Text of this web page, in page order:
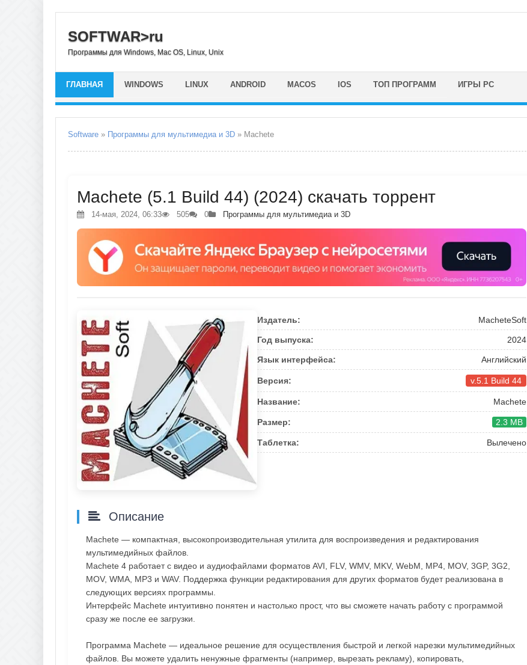
SOFTWAR>ru
Программы для Windows, Mac OS, Linux, Unix
ГЛАВНАЯ WINDOWS LINUX ANDROID MACOS IOS ТОП ПРОГРАММ ИГРЫ PC
Software » Программы для мультимедиа и 3D » Machete
Machete (5.1 Build 44) (2024) скачать торрент
14-мая, 2024, 06:33 505 0 Программы для мультимедиа и 3D
Издатель: MacheteSoft
Год выпуска: 2024
Язык интерфейса: Английский
Версия: v.5.1 Build 44
Название: Machete
Размер: 2.3 MB
Таблетка: Вылечено
Описание
Machete — компактная, высокопроизводительная утилита для воспроизведения и редактирования
мультимедийных файлов.
Machete 4 работает с видео и аудиофайлами форматов AVI, FLV, WMV, MKV, WebM, MP4, MOV, 3GP, 3G2,
MOV, WMA, MP3 и WAV. Поддержка функции редактирования для других форматов будет реализована в
следующих версиях программы.
Интерфейс Machete интуитивно понятен и настолько прост, что вы сможете начать работу с программой
сразу же после ее загрузки.
Программа Machete — идеальное решение для осуществления быстрой и легкой нарезки мультимедийных
файлов. Вы можете удалить ненужные фрагменты (например, вырезать рекламу), копировать,